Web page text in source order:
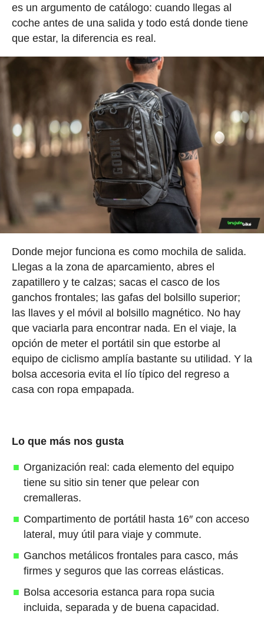
es un argumento de catálogo: cuando llegas al
coche antes de una salida y todo está donde tiene
que estar, la diferencia es real.
Donde mejor funciona es como mochila de salida.
Llegas a la zona de aparcamiento, abres el
zapatillero y te calzas; sacas el casco de los
ganchos frontales; las gafas del bolsillo superior;
las llaves y el móvil al bolsillo magnético. No hay
que vaciarla para encontrar nada. En el viaje, la
opción de meter el portátil sin que estorbe al
equipo de ciclismo amplía bastante su utilidad. Y la
bolsa accesoria evita el lío típico del regreso a
casa con ropa empapada.
Lo que más nos gusta
Organización real: cada elemento del equipo
tiene su sitio sin tener que pelear con
cremalleras.
Compartimento de portátil hasta 16″ con acceso
lateral, muy útil para viaje y commute.
Ganchos metálicos frontales para casco, más
firmes y seguros que las correas elásticas.
Bolsa accesoria estanca para ropa sucia
incluida, separada y de buena capacidad.